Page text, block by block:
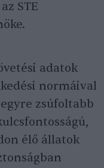
STE
adatok
normáival
zsúfoltabb
élő állatok